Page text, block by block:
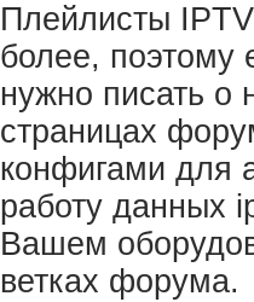
Плейлисты
более, поэтому
нужно писать о
страницах
конфигами для
работу данных
Вашем
ветках форума.